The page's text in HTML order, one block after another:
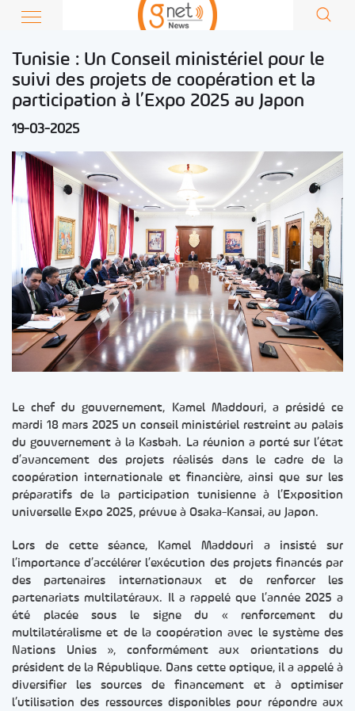
Tunisie : Un Conseil ministériel pour le
suivi des projets de coopération et la
participation à l’Expo 2025 au Japon
19-03-2025
Le chef du gouvernement, Kamel Maddouri, a présidé ce
mardi 18 mars 2025 un conseil ministériel restreint au palais
du gouvernement à la Kasbah. La réunion a porté sur l’état
d’avancement des projets réalisés dans le cadre de la
coopération internationale et financière, ainsi que sur les
préparatifs de la participation tunisienne à l’Exposition
universelle Expo 2025, prévue à Osaka-Kansai, au Japon.
Lors de cette séance, Kamel Maddouri a insisté sur
l’importance d’accélérer l’exécution des projets financés par
des partenaires internationaux et de renforcer les
partenariats multilatéraux. Il a rappelé que l’année 2025 a
été placée sous le signe du « renforcement du
multilatéralisme et de la coopération avec le système des
Nations Unies », conformément aux orientations du
président de la République. Dans cette optique, il a appelé à
diversifier les sources de financement et à optimiser
l’utilisation des ressources disponibles pour répondre aux